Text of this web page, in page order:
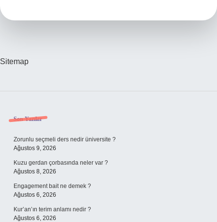
Sitemap
Sidebar
Son Yazılar
Zorunlu seçmeli ders nedir üniversite ?
Ağustos 9, 2026
Kuzu gerdan çorbasında neler var ?
Ağustos 8, 2026
Engagement bait ne demek ?
Ağustos 6, 2026
Kur’an’ın terim anlamı nedir ?
Ağustos 6, 2026